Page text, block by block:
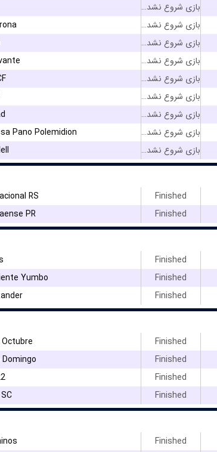
بازی شروع نشده است
بازی شروع نشده است
بازی شروع نشده است
بازی شروع نشده است
بازی شروع نشده است
بازی شروع نشده است
بازی شروع نشده است
Pano Polemidion بازی شروع نشده است
بازی شروع نشده است
RS Finished
PR Finished
Finished
Yumbo Finished
Finished
Finished
Finished
Finished
Finished
Finished